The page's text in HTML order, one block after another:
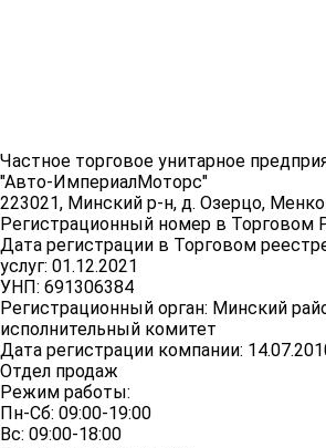
Частное торговое унитарное
"Авто-ИмпериалМоторс"
223021, Минский р-н, д. Озерцо,
Регистрационный номер в Торговом
Дата регистрации в Торговом
услуг: 01.12.2021
УНП: 691306384
Регистрационный орган: Минский
исполнительный комитет
Дата регистрации компании:
Отдел продаж
Режим работы:
Пн-Сб: 09:00-19:00
Вс: 09:00-18:00